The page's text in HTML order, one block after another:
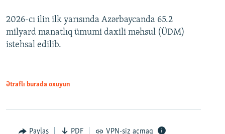
Auto 240p 360p 480p
360p
480p
2026-cı ilin ilk yarısında Azərbaycanda 65.2
milyard manatlıq ümumi daxili məhsul (ÜDM)
istehsal edilib.
Ətraflı burada oxuyun
Paylaş PDF VPN-siz açmaq